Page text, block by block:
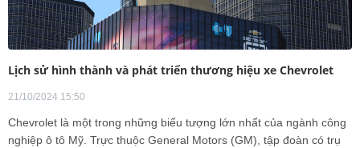
Lịch sử hình thành và phát triển thương hiệu xe Chevrolet
21/10/2024 15:50
Chevrolet là một trong những biểu tượng lớn nhất của ngành công
nghiệp ô tô Mỹ. Trực thuộc General Motors (GM), tập đoàn có trụ